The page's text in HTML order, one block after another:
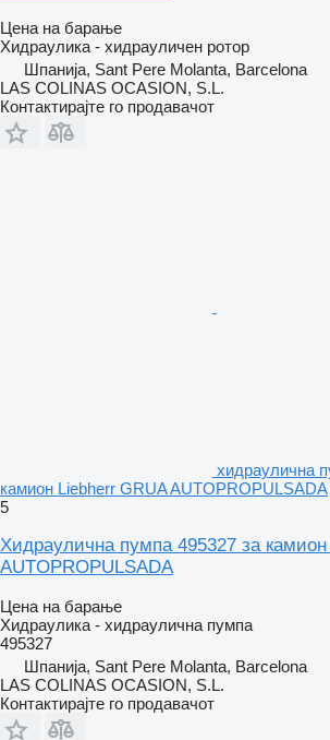
Цена на барање
Хидраулика - хидрауличен ротор
Шпанија, Sant Pere Molanta, Barcelona
LAS COLINAS OCASION, S.L.
Контактирајте го продавачот
хидраулична
камион Liebherr GRUA AUTOPROPULSADA
5
Хидраулична пумпа 495327 за
AUTOPROPULSADA
Цена на барање
Хидраулика - хидраулична пумпа
495327
Шпанија, Sant Pere Molanta, Barcelona
LAS COLINAS OCASION, S.L.
Контактирајте го продавачот